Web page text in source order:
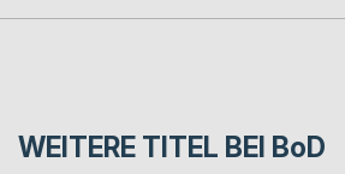
WEITERE TITEL BEI BoD